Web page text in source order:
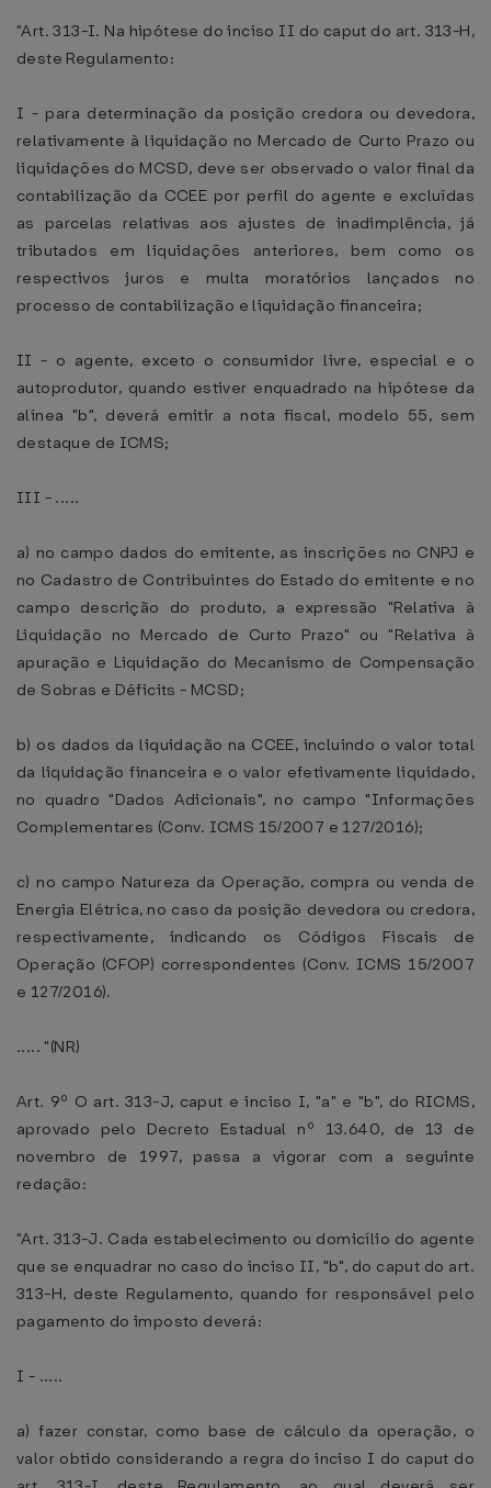
"Art. 313-I. Na hipótese do inciso II do caput do art. 313-H,
deste Regulamento:
I - para determinação da posição credora ou devedora,
relativamente à liquidação no Mercado de Curto Prazo ou
liquidações do MCSD, deve ser observado o valor final da
contabilização da CCEE por perfil do agente e excluídas
as parcelas relativas aos ajustes de inadimplência, já
tributados em liquidações anteriores, bem como os
respectivos juros e multa moratórios lançados no
processo de contabilização e liquidação financeira;
II - o agente, exceto o consumidor livre, especial e o
autoprodutor, quando estiver enquadrado na hipótese da
alínea "b", deverá emitir a nota fiscal, modelo 55, sem
destaque de ICMS;
III - .....
a) no campo dados do emitente, as inscrições no CNPJ e
no Cadastro de Contribuintes do Estado do emitente e no
campo descrição do produto, a expressão "Relativa à
Liquidação no Mercado de Curto Prazo" ou "Relativa à
apuração e Liquidação do Mecanismo de Compensação
de Sobras e Déficits - MCSD;
b) os dados da liquidação na CCEE, incluindo o valor total
da liquidação financeira e o valor efetivamente liquidado,
no quadro "Dados Adicionais", no campo "Informações
Complementares (Conv. ICMS 15/2007 e 127/2016);
c) no campo Natureza da Operação, compra ou venda de
Energia Elétrica, no caso da posição devedora ou credora,
respectivamente, indicando os Códigos Fiscais de
Operação (CFOP) correspondentes (Conv. ICMS 15/2007
e 127/2016).
..... "(NR)
Art. 9º O art. 313-J, caput e inciso I, "a" e "b", do RICMS,
aprovado pelo Decreto Estadual nº 13.640, de 13 de
novembro de 1997, passa a vigorar com a seguinte
redação:
"Art. 313-J. Cada estabelecimento ou domicílio do agente
que se enquadrar no caso do inciso II, "b", do caput do art.
313-H, deste Regulamento, quando for responsável pelo
pagamento do imposto deverá:
I - .....
a) fazer constar, como base de cálculo da operação, o
valor obtido considerando a regra do inciso I do caput do